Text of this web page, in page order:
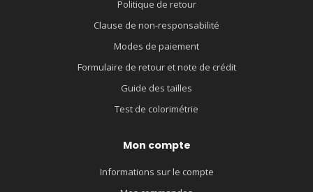
Politique de retour
Clause de non-responsabilité
Modes de paiement
Formulaire de retour et note de crédit
Guide des tailles
Test de colorimétrie
Mon compte
Informations sur le compte